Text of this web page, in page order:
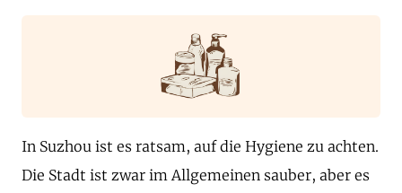
In Suzhou ist es ratsam, auf die Hygiene zu achten.
Die Stadt ist zwar im Allgemeinen sauber, aber es